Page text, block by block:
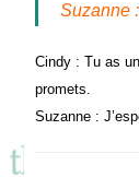
Suzanne
Cindy : Tu as
promets.
Suzanne :